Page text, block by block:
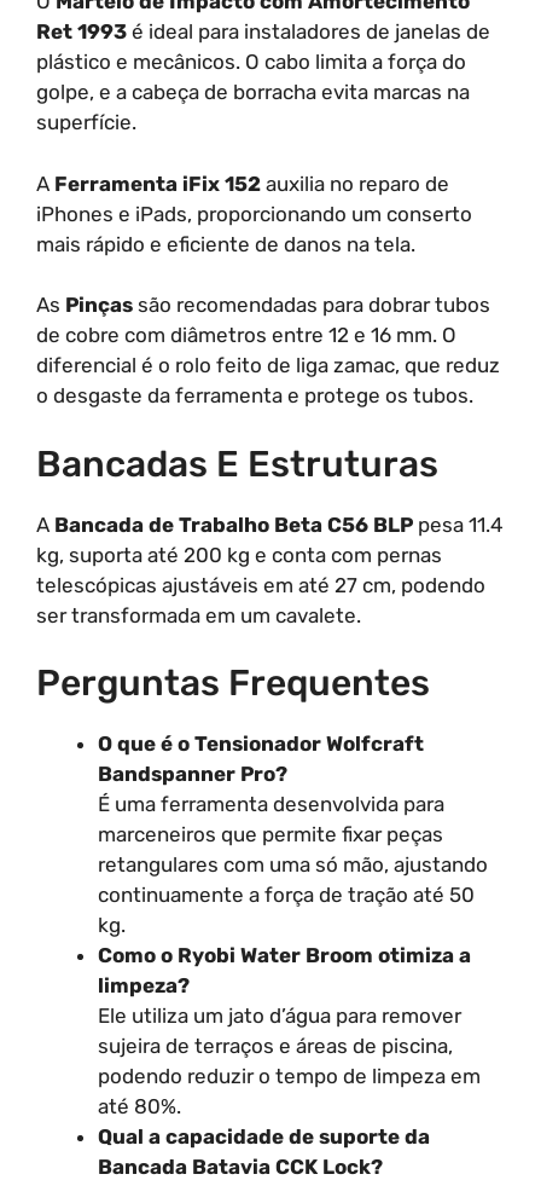
Ret 1993 é ideal para instaladores de janelas de
plástico e mecânicos. O cabo limita a força do
golpe, e a cabeça de borracha evita marcas na
superfície.
A Ferramenta iFix 152 auxilia no reparo de
iPhones e iPads, proporcionando um conserto
mais rápido e eficiente de danos na tela.
As Pinças são recomendadas para dobrar tubos
de cobre com diâmetros entre 12 e 16 mm. O
diferencial é o rolo feito de liga zamac, que reduz
o desgaste da ferramenta e protege os tubos.
Bancadas E Estruturas
A Bancada de Trabalho Beta C56 BLP pesa 11.4
kg, suporta até 200 kg e conta com pernas
telescópicas ajustáveis em até 27 cm, podendo
ser transformada em um cavalete.
Perguntas Frequentes
O que é o Tensionador Wolfcraft
Bandspanner Pro?
É uma ferramenta desenvolvida para
marceneiros que permite fixar peças
retangulares com uma só mão, ajustando
continuamente a força de tração até 50
kg.
Como o Ryobi Water Broom otimiza a
limpeza?
Ele utiliza um jato d’água para remover
sujeira de terraços e áreas de piscina,
podendo reduzir o tempo de limpeza em
até 80%.
Qual a capacidade de suporte da
Bancada Batavia CCK Lock?